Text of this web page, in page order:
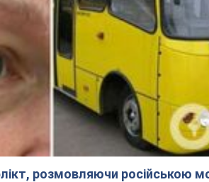
розмовляючи російською